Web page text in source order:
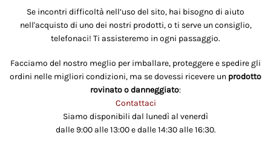
Se incontri difficoltà nell’uso del sito, hai bisogno di aiuto
nell'acquisto di uno dei nostri prodotti, o ti serve un consiglio,
telefonaci! Ti assisteremo in ogni passaggio.
Facciamo del nostro meglio per imballare, proteggere e spedire gli
ordini nelle migliori condizioni, ma se dovessi ricevere un prodotto
rovinato o danneggiato:
Contattaci
Siamo disponibili dal lunedì al venerdì
dalle 9:00 alle 13:00 e dalle 14:30 alle 16:30.